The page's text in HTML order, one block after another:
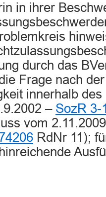
in ihrer
durch das
Frage nach der
innerhalb
– SozR 3-
vom
RdNr 11);